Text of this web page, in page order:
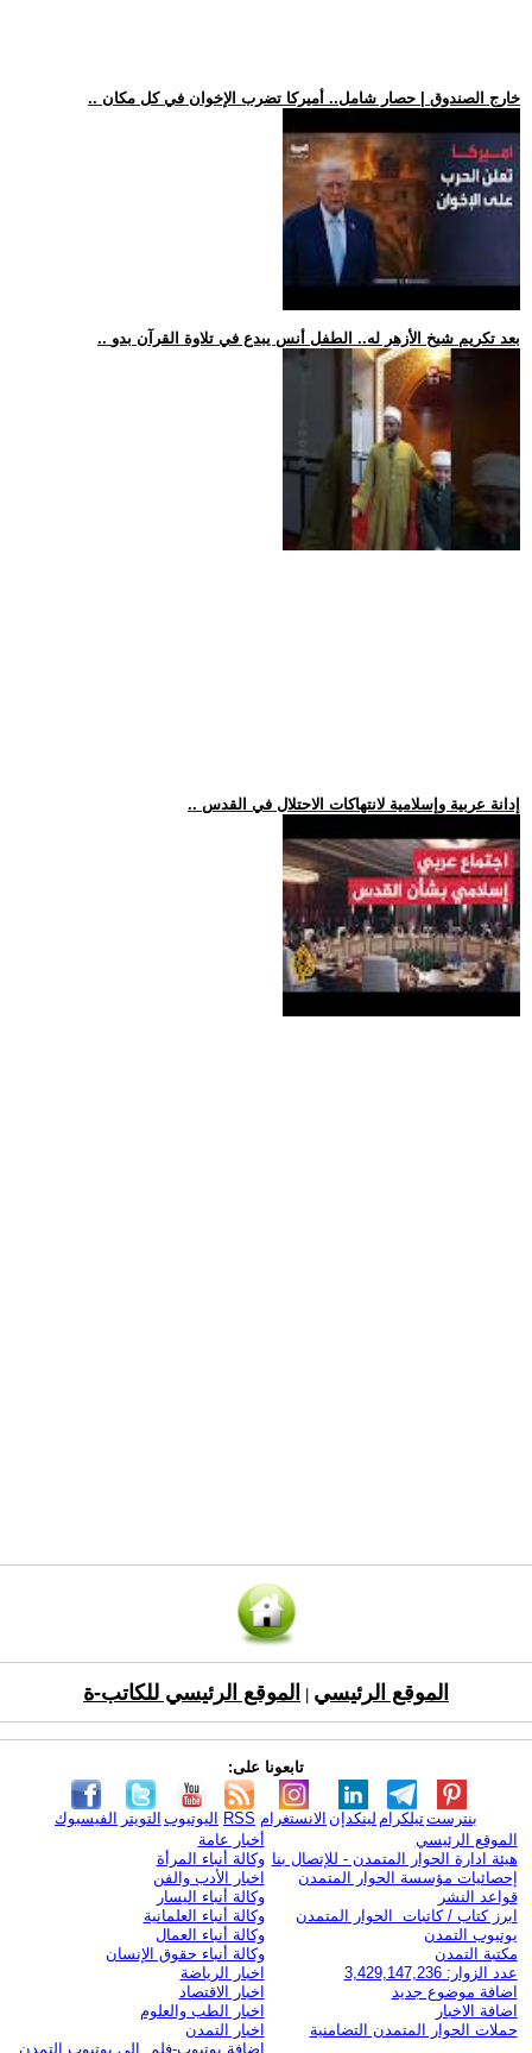
.. خارج الصندوق | حصار شامل.. أميركا تضرب الإخوان في كل مكان
.. بعد تكريم شيخ الأزهر له.. الطفل أنس يبدع في تلاوة القرآن بدو
.. إدانة عربية وإسلامية لانتهاكات الاحتلال في القدس
الموقع الرئيسي الموقع الرئيسي للكاتب-ة
تابعونا على:
الفيسبوك التويتر اليوتيوب RSS الانستغرام لينكدإن تيلكرامبنترست
الموقع الرئيسي
هيئة ادارة الحوار المتمدن - للإتصال بنا
إحصائيات مؤسسة الحوار المتمدن
قواعد النشر
ابرز كتاب / كاتبات الحوار المتمدن
يوتيوب التمدن
مكتبة التمدن
عدد الزوار: 3,429,147,236
اضافة موضوع جديد
اضافة الاخبار
حملات الحوار المتمدن التضامنية
أخبار عامة
وكالة أنباء المرأة
اخبار الأدب والفن
وكالة أنباء اليسار
وكالة أنباء العلمانية
وكالة أنباء العمال
وكالة أنباء حقوق الإنسان
اخبار الرياضة
اخبار الاقتصاد
اخبار الطب والعلوم
اخبار التمدن
إضافة يوتيوب-فلم إلى يوتيوب التمدن